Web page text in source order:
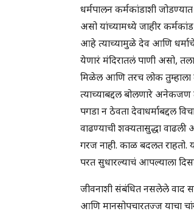
धर्मपालन कर्मकांडाशी
असो यांच्यामध्ये जाहीर
आहे त्याच्यामुळे देव आणि धर्माचे
येणारं मंदिरातलं पाणी असो,
मिळेल आणि तरच लोक तुम्हाला
त्याच्याबद्दल बोलणारे
पगडा न ठेवता देवाधर्माबद्दल
वाढण्याची शक्यतासुद्धा
गरज नाही. काळ बदलत राहतो.
परत सुधारल्याचं आपल्याला
जीवनाशी संबंधित नसलेले वाद
आणि मानसोपचारतज्ज याचा